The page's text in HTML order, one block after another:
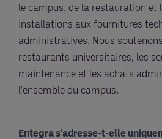
le campus, de la restauration et
installations aux fournitures
administratives. Nous
restaurants universitaires, les
maintenance et les achats
l'ensemble du campus.
Entegra s'adresse-t-elle